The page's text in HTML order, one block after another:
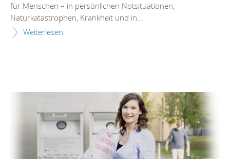
für Menschen – in persönlichen Notsituationen,
Naturkatastrophen, Krankheit und in...
Weiterlesen